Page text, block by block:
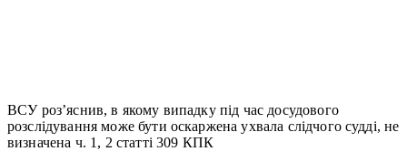
ВСУ роз’яснив, в якому випадку під час досудового
розслідування може бути оскаржена ухвала слідчого судді, не
визначена ч. 1, 2 статті 309 КПК